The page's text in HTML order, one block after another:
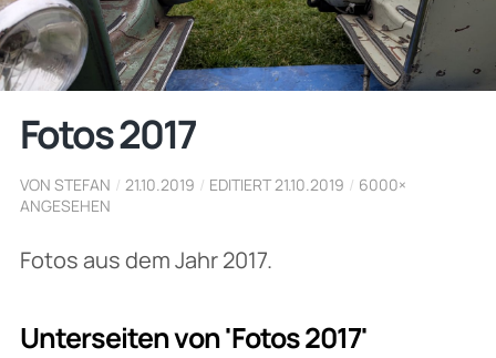
Fotos 2017
VON STEFAN / 21.10.2019 / EDITIERT 21.10.2019 / 6000×
ANGESEHEN
Fotos aus dem Jahr 2017.
Unterseiten von 'Fotos 2017'